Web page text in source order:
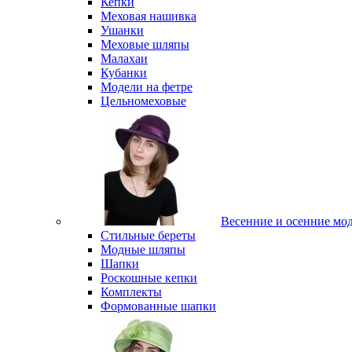
Меховая нашивка
Ушанки
Меховые шляпы
Малахаи
Кубанки
Модели на фетре
Цельномеховые
Весенние и осенние
Стильные береты
Модные шляпы
Шапки
Роскошные кепки
Комплекты
Формованные шапки